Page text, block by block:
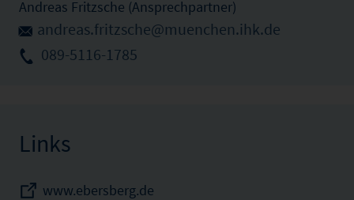
Andreas Fritzsche (Ansprechpartner)
andreas.fritzsche@muenchen.ihk.de
089-5116-1785
Links
www.ebersberg.de